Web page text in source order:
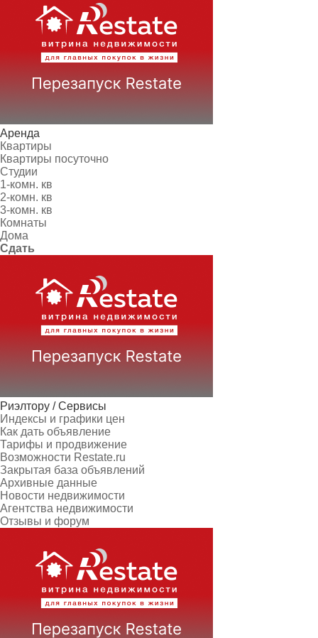
Аренда
Квартиры
Квартиры посуточно
Студии
1-комн. кв
2-комн. кв
3-комн. кв
Комнаты
Дома
Сдать
Риэлтору / Сервисы
Индексы и графики цен
Как дать объявление
Тарифы и продвижение
Возможности Restate.ru
Закрытая база объявлений
Архивные данные
Новости недвижимости
Агентства недвижимости
Отзывы и форум